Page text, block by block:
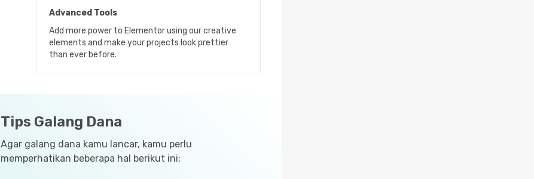
Advanced Tools
Add more power to Elementor using our creative
elements and make your projects look prettier
than ever before.
Tips Galang Dana
Agar galang dana kamu lancar, kamu perlu
memperhatikan beberapa hal berikut ini: